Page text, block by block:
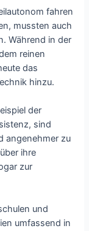
fahren
mussten auch
Während in der
reinen
das
hinzu.
der
sind
angenehmer zu
ihre
zur
und
umfassend in